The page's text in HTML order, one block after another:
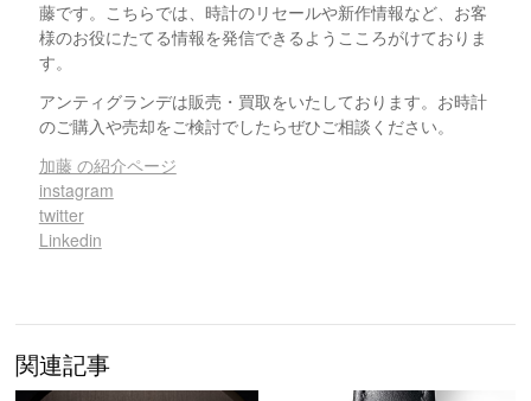
藤です。こちらでは、時計のリセールや新作情報など、お客
様のお役にたてる情報を発信できるようこころがけておりま
す。
アンティグランデは販売・買取をいたしております。お時計
のご購入や売却をご検討でしたらぜひご相談ください。
加藤 の紹介ページ
instagram
twitter
Linkedin
関連記事